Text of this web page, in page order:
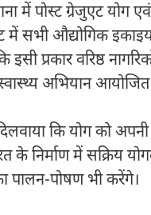
पोस्ट ग्रेजुएट योग एवं
सभी औद्योगिक
प्रकार वरिष्ठ
अभियान आयोजित
कि योग को अपनी
के निर्माण में सक्रिय
पालन-पोषण भी करेंगे।